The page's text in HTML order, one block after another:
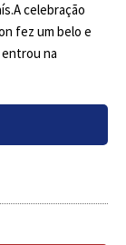
celebração
fez um belo e
na